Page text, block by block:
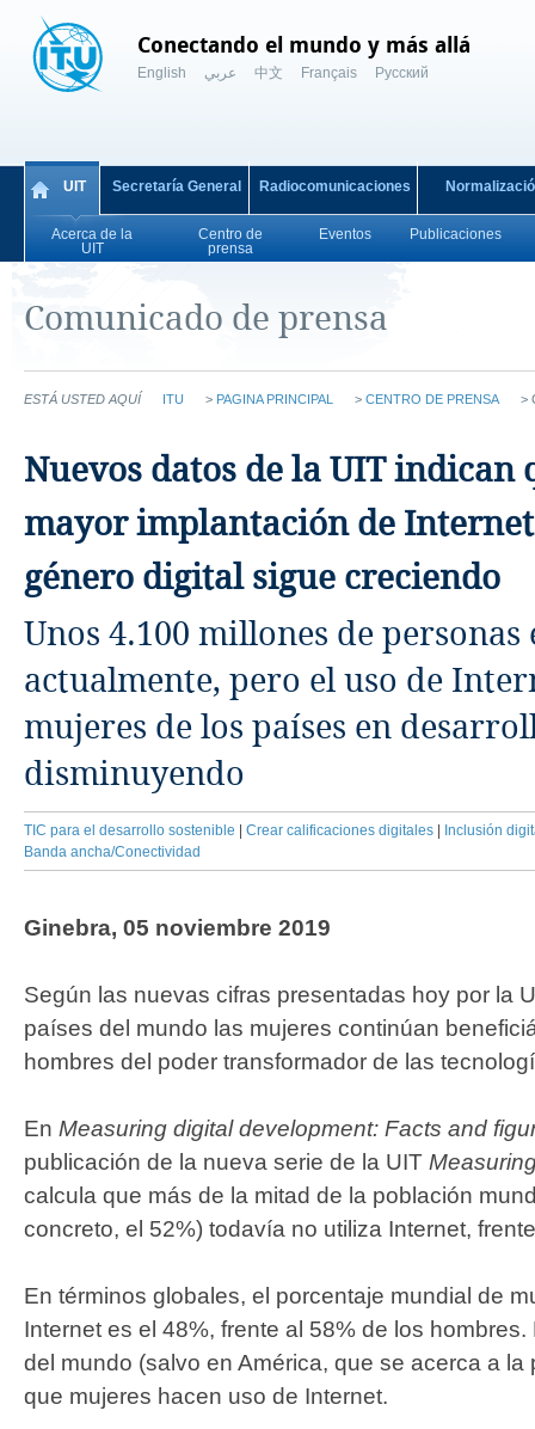
Conectando el mundo y más allá
English عربي 中文 Français Русский
UIT
Acerca de la
UIT
Centro de
prensa
Eventos Publicaciones
Secretaría General Radiocomunicaciones
Comunicado de prensa
ESTÁ USTED AQUÍ ITU > PAGINA PRINCIPAL > CENTRO DE PRENSA >
Nuevos datos de la UIT indican
mayor implantación de
género digital sigue creciendo
Unos 4.100 millones de personas
actualmente, pero el uso de
mujeres de los países en
disminuyendo
TIC para el desarrollo sostenible Crear calificaciones digitales
Inclusión
Banda ancha/Conectividad
Ginebra, 05 noviembre 2019
Según las nuevas cifras presentadas hoy por la
países del mundo las mujeres continúan
hombres del poder transformador de las
En Measuring digital development: Facts and
publicación de la nueva serie de la UIT
calcula que más de la mitad de la población
concreto, el 52%) todavía no utiliza Internet,
En términos globales, el porcentaje mundial de
Internet es el 48%, frente al 58% de los
del mundo (salvo en América, que se acerca a la
que mujeres hacen uso de Internet.